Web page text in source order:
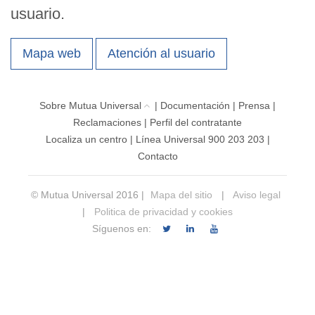
usuario.
Mapa web Atención al usuario
Sobre Mutua Universal | Documentación | Prensa |
Reclamaciones | Perfil del contratante
Localiza un centro| Línea Universal 900 203 203 |
Contacto
© Mutua Universal 2016 | Mapa del sitio |
Aviso legal
|
Politica de privacidad y cookies
Síguenos en: